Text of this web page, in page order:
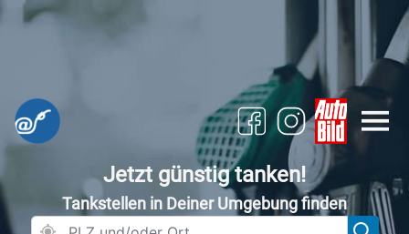
Jetzt günstig tanken!
Tankstellen in Deiner Umgebung finden